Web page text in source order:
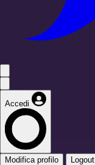
Accedi
Modifica profilo Logout